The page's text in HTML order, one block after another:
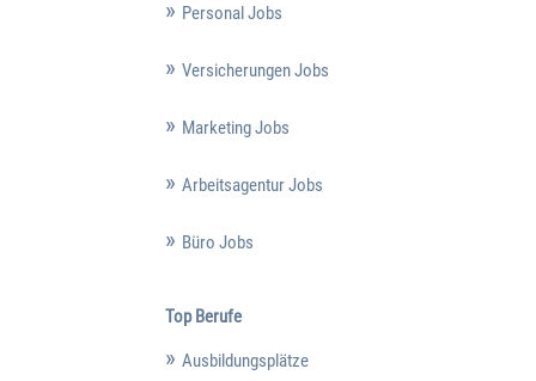
Personal Jobs
Versicherungen Jobs
Marketing Jobs
Arbeitsagentur Jobs
Büro Jobs
Top Berufe
Ausbildungsplätze